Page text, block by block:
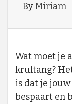
ByMiriam
Wat moet je
krultang?
is dat je
bespaart en